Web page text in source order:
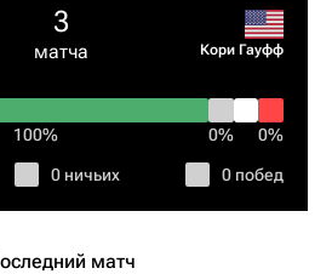
3
матча Кори Гауфф
100% 0% 0%
0 ничьих 0 побед
матч